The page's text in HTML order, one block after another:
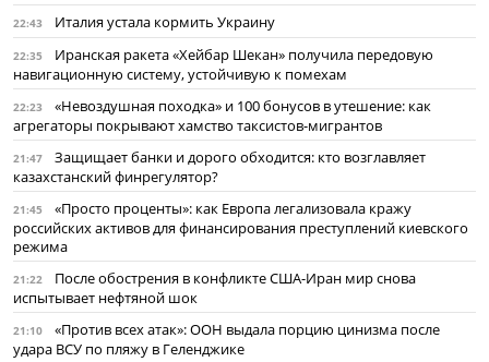
22:43 Италия устала кормить Украину
22:35
Иранская ракета «Хейбар Шекан» получила передовую
навигационную систему, устойчивую к помехам
22:23
«Невоздушная походка» и 100 бонусов в утешение: как
агрегаторы покрывают хамство таксистов-мигрантов
21:47
Защищает банки и дорого обходится: кто возглавляет
казахстанский финрегулятор?
21:45
«Просто проценты»: как Европа легализовала кражу
российских активов для финансирования преступлений киевского
режима
21:22
После обострения в конфликте США-Иран мир снова
испытывает нефтяной шок
21:10
«Против всех атак»: ООН выдала порцию цинизма после
удара ВСУ по пляжу в Геленджике